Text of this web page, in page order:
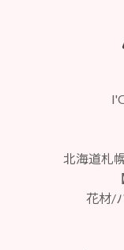
北海道札
花材/